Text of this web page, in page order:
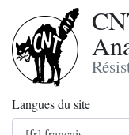
Langues du site